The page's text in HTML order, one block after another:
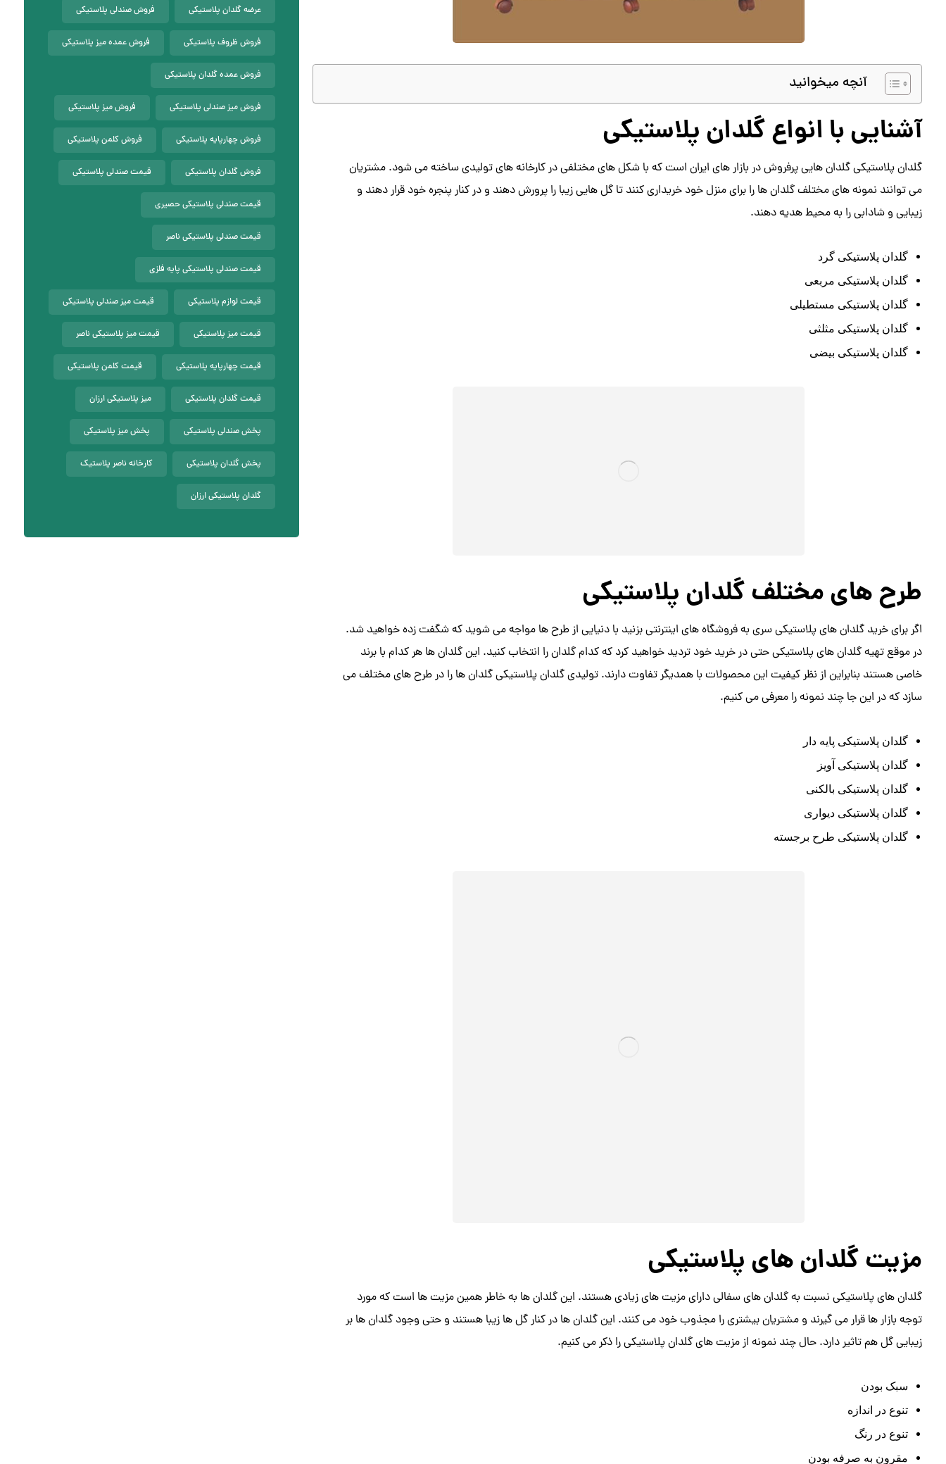
آنچه میخوانید
آشنایی با انواع گلدان پلاستیکی
گلدان پلاستیکی گلدان هایی پرفروش در بازار های ایران است که با شکل های مختلفی در کارخانه های تولیدی ساخته می شود. مشتریان
می توانند نمونه های مختلف گلدان ها را برای منزل خود خریداری کنند تا گل هایی زیبا را پرورش دهند و در کنار پنجره خود قرار دهند و
زیبایی و شادابی را به محیط هدیه دهند.
گلدان پلاستیکی گرد
گلدان پلاستیکی مربعی
گلدان پلاستیکی مستطیلی
گلدان پلاستیکی مثلثی
گلدان پلاستیکی بیضی
طرح های مختلف گلدان پلاستیکی
اگر برای خرید گلدان های پلاستیکی سری به فروشگاه های اینترنتی بزنید با دنیایی از طرح ها مواجه می شوید که شگفت زده خواهید شد.
در موقع تهیه گلدان های پلاستیکی حتی در خرید خود تردید خواهید کرد که کدام گلدان را انتخاب کنید. این گلدان ها هر کدام با برند
خاصی هستند بنابراین از نظر کیفیت این محصولات با همدیگر تفاوت دارند. تولیدی گلدان پلاستیکی گلدان ها را در طرح های مختلف می
سازد که در این جا چند نمونه را معرفی می کنیم.
گلدان پلاستیکی پایه دار
گلدان پلاستیکی آویز
گلدان پلاستیکی بالکنی
گلدان پلاستیکی دیواری
گلدان پلاستیکی طرح برجسته
مزیت گلدان های پلاستیکی
گلدان های پلاستیکی نسبت به گلدان های سفالی دارای مزیت های زیادی هستند. این گلدان ها به خاطر همین مزیت ها است که مورد
توجه بازار ها قرار می گیرند و مشتریان بیشتری را مجذوب خود می کنند. این گلدان ها در کنار گل ها زیبا هستند و حتی وجود گلدان ها بر
زیبایی گل هم تاثیر دارد. حال چند نمونه از مزیت های گلدان پلاستیکی را ذکر می کنیم.
سبک بودن
تنوع در اندازه
تنوع در رنگ
مقرون به صرفه بودن
عرضه گلدان پلاستیکی فروش صندلی پلاستیکی
فروش ظروف پلاستیکی فروش عمده میز پلاستیکی
فروش عمده گلدان پلاستیکی
فروش میز صندلی پلاستیکی فروش میز پلاستیکی
فروش چهارپایه پلاستیکی فروش کلمن پلاستیکی
فروش گلدان پلاستیکی قیمت صندلی پلاستیکی
قیمت صندلی پلاستیکی حصیری
قیمت صندلی پلاستیکی ناصر
قیمت صندلی پلاستیکی پایه فلزی
قیمت لوازم پلاستیکی قیمت میز صندلی پلاستیکی
قیمت میز پلاستیکی قیمت میز پلاستیکی ناصر
قیمت چهارپایه پلاستیکی قیمت کلمن پلاستیکی
قیمت گلدان پلاستیکی میز پلاستیکی ارزان
پخش صندلی پلاستیکی پخش میز پلاستیکی
پخش گلدان پلاستیکی کارخانه ناصر پلاستیک
گلدان پلاستیکی ارزان